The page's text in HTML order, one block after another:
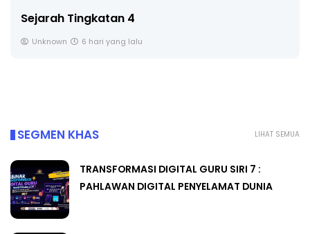
Sejarah Tingkatan 4
Unknown 6 hari yang lalu
LIHAT SEMUA
SEGMEN KHAS
TRANSFORMASI DIGITAL GURU SIRI 7 :
PAHLAWAN DIGITAL PENYELAMAT DUNIA